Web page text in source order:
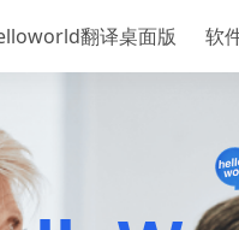
翻译桌面版 软